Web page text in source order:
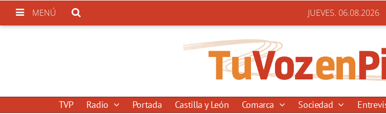
MENÚ JUEVES. 06.08.2026
TVP Radio Portada Castilla y León Comarca Sociedad